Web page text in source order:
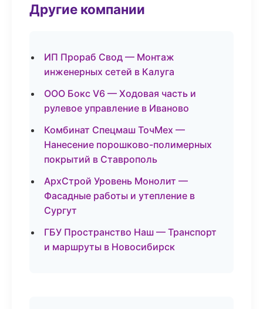
Другие компании
ИП Прораб Свод — Монтаж
инженерных сетей в Калуга
ООО Бокс V6 — Ходовая часть и
рулевое управление в Иваново
Комбинат Спецмаш ТочМех —
Нанесение порошково-полимерных
покрытий в Ставрополь
АрхСтрой Уровень Монолит —
Фасадные работы и утепление в
Сургут
ГБУ Пространство Наш — Транспорт
и маршруты в Новосибирск